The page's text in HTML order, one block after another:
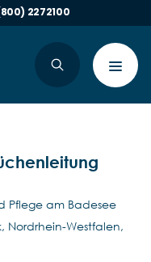
2272100
Pflege am Badesee
Nordrhein-Westfalen,